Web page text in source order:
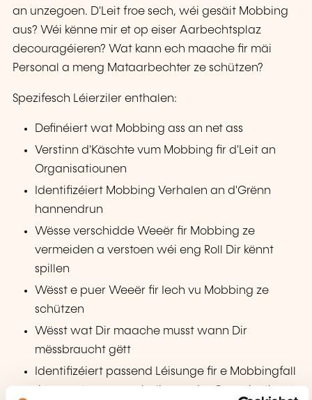
an unzegoen. D'Leit froe sech, wéi gesäit Mobbing
aus? Wéi kënne mir et op eiser Aarbechtsplaz
decouragéieren? Wat kann ech maache fir mäi
Personal a meng Mataarbechter ze schützen?
Spezifesch Léierziler enthalen:
Definéiert wat Mobbing ass an net ass
Verstinn d'Käschte vum Mobbing fir d'Leit an
Organisatiounen
Identifizéiert Mobbing Verhalen an d'Grënn
hannendrun
Wësse verschidde Weeër fir Mobbing ze
vermeiden a verstoen wéi eng Roll Dir kënnt
spillen
Wësst e puer Weeër fir Iech vu Mobbing ze
schützen
Wësst wat Dir maache musst wann Dir
mëssbraucht gëtt
Identifizéiert passend Léisunge fir e Mobbingfall